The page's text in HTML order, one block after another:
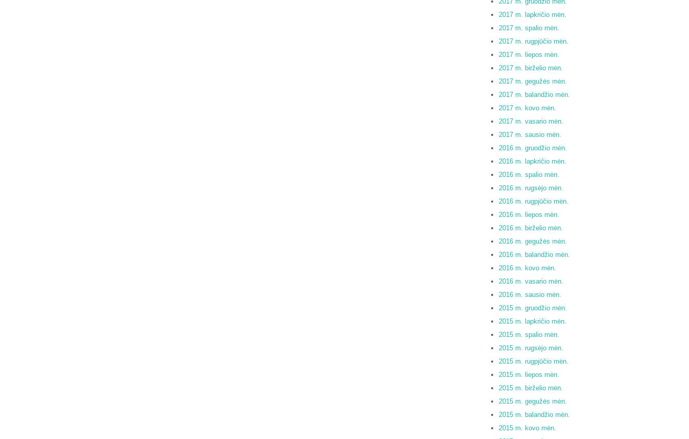
2017 m. lapkričio mėn.
2017 m. spalio mėn.
2017 m. rugpjūčio mėn.
2017 m. liepos mėn.
2017 m. birželio mėn.
2017 m. gegužės mėn.
2017 m. balandžio mėn.
2017 m. kovo mėn.
2017 m. vasario mėn.
2017 m. sausio mėn.
2016 m. gruodžio mėn.
2016 m. lapkričio mėn.
2016 m. spalio mėn.
2016 m. rugsėjo mėn.
2016 m. rugpjūčio mėn.
2016 m. liepos mėn.
2016 m. birželio mėn.
2016 m. gegužės mėn.
2016 m. balandžio mėn.
2016 m. kovo mėn.
2016 m. vasario mėn.
2016 m. sausio mėn.
2015 m. gruodžio mėn.
2015 m. lapkričio mėn.
2015 m. spalio mėn.
2015 m. rugsėjo mėn.
2015 m. rugpjūčio mėn.
2015 m. liepos mėn.
2015 m. birželio mėn.
2015 m. gegužės mėn.
2015 m. balandžio mėn.
2015 m. kovo mėn.